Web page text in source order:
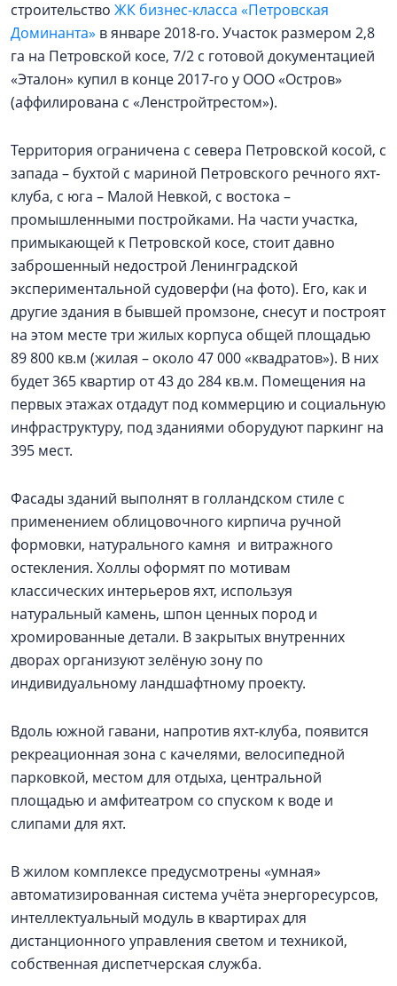
строительство ЖК бизнес-класса «Петровская
Доминанта» в январе 2018-го. Участок размером 2,8
га на Петровской косе, 7/2 с готовой документацией
«Эталон» купил в конце 2017-го у ООО «Остров»
(аффилирована с «Ленстройтрестом»).
Территория ограничена с севера Петровской косой, с
запада – бухтой с мариной Петровского речного яхт-
клуба, с юга – Малой Невкой, с востока –
промышленными постройками. На части участка,
примыкающей к Петровской косе, стоит давно
заброшенный недострой Ленинградской
экспериментальной судоверфи (на фото). Его, как и
другие здания в бывшей промзоне, снесут и построят
на этом месте три жилых корпуса общей площадью
89 800 кв.м (жилая – около 47 000 «квадратов»). В них
будет 365 квартир от 43 до 284 кв.м. Помещения на
первых этажах отдадут под коммерцию и социальную
инфраструктуру, под зданиями оборудуют паркинг на
395 мест.
Фасады зданий выполнят в голландском стиле с
применением облицовочного кирпича ручной
формовки, натурального камня и витражного
остекления. Холлы оформят по мотивам
классических интерьеров яхт, используя
натуральный камень, шпон ценных пород и
хромированные детали. В закрытых внутренних
дворах организуют зелёную зону по
индивидуальному ландшафтному проекту.
Вдоль южной гавани, напротив яхт-клуба, появится
рекреационная зона с качелями, велосипедной
парковкой, местом для отдыха, центральной
площадью и амфитеатром со спуском к воде и
слипами для яхт.
В жилом комплексе предусмотрены «умная»
автоматизированная система учёта энергоресурсов,
интеллектуальный модуль в квартирах для
дистанционного управления светом и техникой,
собственная диспетчерская служба.